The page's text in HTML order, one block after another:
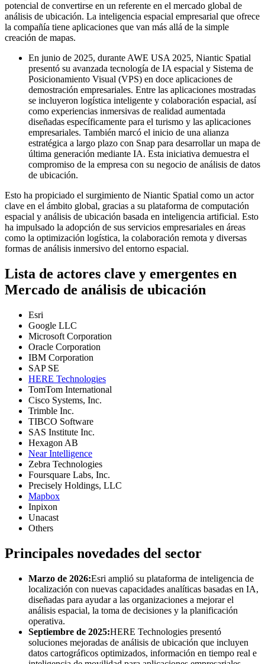
potencial de convertirse en un referente en el mercado global de
análisis de ubicación. La inteligencia espacial empresarial que ofrece
la compañía tiene aplicaciones que van más allá de la simple
creación de mapas.
En junio de 2025, durante AWE USA 2025, Niantic Spatial
presentó su avanzada tecnología de IA espacial y Sistema de
Posicionamiento Visual (VPS) en doce aplicaciones de
demostración empresariales. Entre las aplicaciones mostradas
se incluyeron logística inteligente y colaboración espacial, así
como experiencias inmersivas de realidad aumentada
diseñadas específicamente para el turismo y las aplicaciones
empresariales. También marcó el inicio de una alianza
estratégica a largo plazo con Snap para desarrollar un mapa de
última generación mediante IA. Esta iniciativa demuestra el
compromiso de la empresa con su negocio de análisis de datos
de ubicación.
Esto ha propiciado el surgimiento de Niantic Spatial como un actor
clave en el ámbito global, gracias a su plataforma de computación
espacial y análisis de ubicación basada en inteligencia artificial. Esto
ha impulsado la adopción de sus servicios empresariales en áreas
como la optimización logística, la colaboración remota y diversas
formas de análisis inmersivo del entorno espacial.
Lista de actores clave y emergentes en
Mercado de análisis de ubicación
Esri
Google LLC
Microsoft Corporation
Oracle Corporation
IBM Corporation
SAP SE
HERE Technologies
TomTom International
Cisco Systems, Inc.
Trimble Inc.
TIBCO Software
SAS Institute Inc.
Hexagon AB
Near Intelligence
Zebra Technologies
Foursquare Labs, Inc.
Precisely Holdings, LLC
Mapbox
Inpixon
Unacast
Others
Principales novedades del sector
Marzo de 2026:Esri amplió su plataforma de inteligencia de
localización con nuevas capacidades analíticas basadas en IA,
diseñadas para ayudar a las organizaciones a mejorar el
análisis espacial, la toma de decisiones y la planificación
operativa.
Septiembre de 2025:HERE Technologies presentó
soluciones mejoradas de análisis de ubicación que incluyen
datos cartográficos optimizados, información en tiempo real e